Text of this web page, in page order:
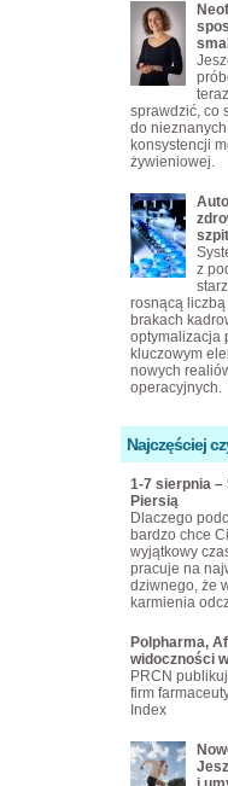
sprawdzić, co
do
konsystencji
żywieniowej.
z
rosnącą
brakach
optymalizacja
kluczowym
nowych
operacyjnych.
Najczęściej
1-7 sierpnia –
Piersią
Dlaczego
bardzo chce
wyjątkowy
pracuje na
dziwnego, że
karmienia
Polpharma,
widoczności
PRCN
firm
Index